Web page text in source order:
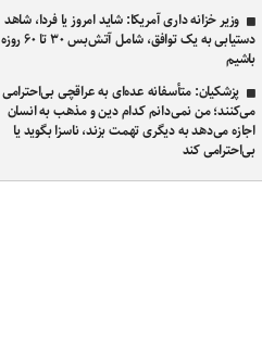
وزیر خزانه داری آمریکا: شاید امروز یا فردا، شاهد
دستیابی به یک توافق، شامل آتش‌بس ۳۰ تا ۶۰ روزه
باشیم
پزشکیان: متأسفانه عده‌ای به عراقچی بی‌احترامی
می‌کنند؛ من نمی‌دانم کدام دین و مذهب به انسان
اجازه می‌دهد به دیگری تهمت بزند، ناسزا بگوید یا
بی‌احترامی کند